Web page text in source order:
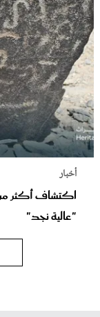
أخبار
"عالية نجد"